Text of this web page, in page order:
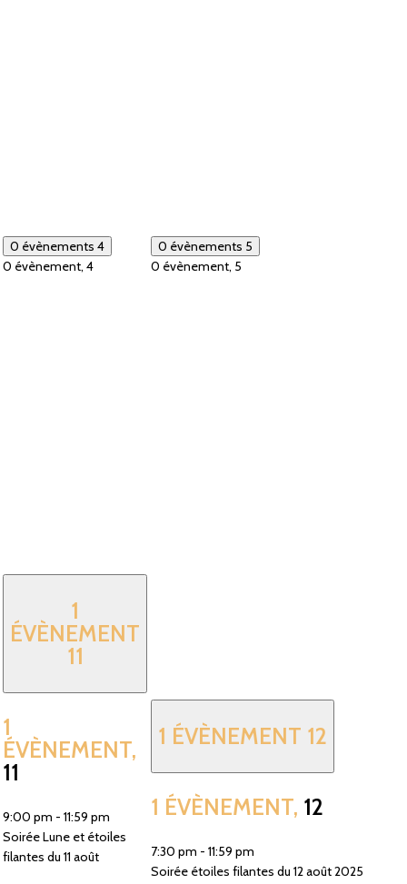
0 évènements 4
0 évènement, 4
0 évènements 5
0 évènement, 5
1
ÉVÈNEMENT
11
1
ÉVÈNEMENT,
11
9:00 pm - 11:59 pm
Soirée Lune et étoiles
filantes du 11 août
1 ÉVÈNEMENT 12
1 ÉVÈNEMENT, 12
7:30 pm - 11:59 pm
Soirée étoiles filantes du 12 août 2025